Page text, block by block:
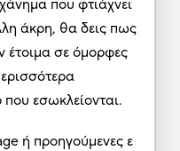
που φτιάχνει
άκρη, θα δεις πως
έτοιμα σε όμορφες
εσωκλείονται.
ή προηγούμενες ε